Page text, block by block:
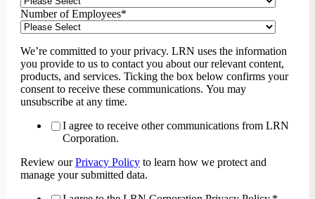
Number of Employees*
We’re committed to your privacy. LRN uses the information
you provide to us to contact you about our relevant content,
products, and services. Ticking the box below confirms your
consent to receive these communications. You may
unsubscribe at any time.
I agree to receive other communications from LRN
Corporation.
Review ourPrivacy Policy to learn how we protect and
manage your submitted data.